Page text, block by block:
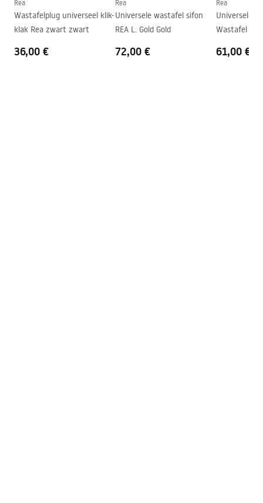
Kraangat
Nee
Rea
Wastafelplug universeel klik-
klak Rea zwart zwart
36,00 €
Rea
Universele wastafel sifon
REA L. Gold Gold
72,00 €
Rea
Universele
Wastafel
61,00 €